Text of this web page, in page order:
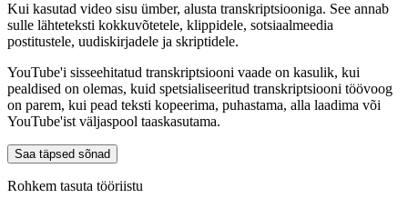
Kui kasutad video sisu ümber, alusta transkriptsiooniga. See annab
sulle lähteteksti kokkuvõtetele, klippidele, sotsiaalmeedia
postitustele, uudiskirjadele ja skriptidele.
YouTube'i sisseehitatud transkriptsiooni vaade on kasulik, kui
pealdised on olemas, kuid spetsialiseeritud transkriptsiooni töövoog
on parem, kui pead teksti kopeerima, puhastama, alla laadima või
YouTube'ist väljaspool taaskasutama.
Saa täpsed sõnad
Rohkem tasuta tööriistu